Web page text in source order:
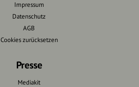
Impressum
Datenschutz
AGB
Cookies zurücksetzen
Presse
Mediakit